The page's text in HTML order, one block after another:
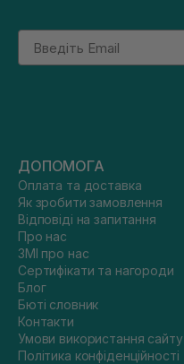
Email
ДОПОМОГА
Оплата та доставка
Як зробити замовлення
Відповіді на запитання
Про нас
ЗМІ про нас
Сертифікати та нагороди
Блог
Бюті словник
Контакти
Умови використання сайту
Політика конфіденційності